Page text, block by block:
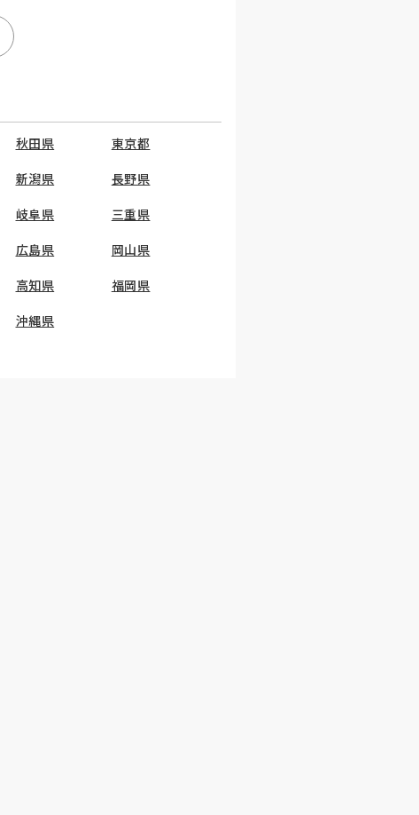
秋田県 東京都
新潟県 長野県
岐阜県 三重県
広島県 岡山県
高知県 福岡県
沖縄県